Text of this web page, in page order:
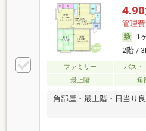
4.90
管理
1
2階 /
ファミリー バス・
最上階
角
角部屋・最上階・日当り